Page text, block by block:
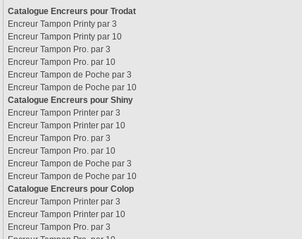
Catalogue Encreurs pour Trodat
Encreur Tampon Printy par 3
Encreur Tampon Printy par 10
Encreur Tampon Pro. par 3
Encreur Tampon Pro. par 10
Encreur Tampon de Poche par 3
Encreur Tampon de Poche par 10
Catalogue Encreurs pour Shiny
Encreur Tampon Printer par 3
Encreur Tampon Printer par 10
Encreur Tampon Pro. par 3
Encreur Tampon Pro. par 10
Encreur Tampon de Poche par 3
Encreur Tampon de Poche par 10
Catalogue Encreurs pour Colop
Encreur Tampon Printer par 3
Encreur Tampon Printer par 10
Encreur Tampon Pro. par 3